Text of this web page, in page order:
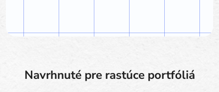
Navrhnuté pre rastúce portfóliá